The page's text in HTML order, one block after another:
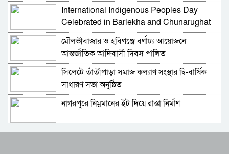
আবারও আলিয়া মাদ্রাসা এলাকায় সংঘর্ষের আশঙ্কা,
পুলিশ মোতায়েন
সিলেট মিউজিক অ্যাসোসিয়েশন ২১ সদস্যবিশিষ্ট
প্রতিষ্ঠাকালীন কমিটি ঘোষণা
বাঘা পৌরসভায় রাস্তা ও ড্রেনের কাজের ভিত্তিপ্রস্তর
স্থাপন করলেন-এমপি চাঁদ
নিরাপত্তার নিশ্চয়তা পেলে ‘দেশে ফিরতে প্রস্তুত’ সাকিব,
International Indigenous Peoples Day
Celebrated in Barlekha and Chunarughat
মৌলভীবাজার ও হবিগঞ্জে বর্ণাঢ্য আয়োজনে
আন্তর্জাতিক আদিবাসী দিবস পালিত
সিলেটে তাঁতীপাড়া সমাজ কল্যাণ সংস্থার দ্বি-বার্ষিক
সাধারণ সভা অনুষ্ঠিত
নাগরপুরে নিম্নমানের ইট দিয়ে রাস্তা নির্মাণ
রাষ্ট্রপতি পদে মির্জা ফখরুলের নাম চূড়ান্ত